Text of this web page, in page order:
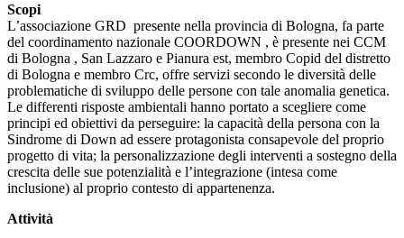
Scopi
L’associazione GRD presente nella provincia di Bologna, fa parte
del coordinamento nazionale COORDOWN , è presente nei CCM
di Bologna , San Lazzaro e Pianura est, membro Copid del distretto
di Bologna e membro Crc, offre servizi secondo le diversità delle
problematiche di sviluppo delle persone con tale anomalia genetica.
Le differenti risposte ambientali hanno portato a scegliere come
principi ed obiettivi da perseguire: la capacità della persona con la
Sindrome di Down ad essere protagonista consapevole del proprio
progetto di vita; la personalizzazione degli interventi a sostegno della
crescita delle sue potenzialità e l’integrazione (intesa come
inclusione) al proprio contesto di appartenenza.
Attività